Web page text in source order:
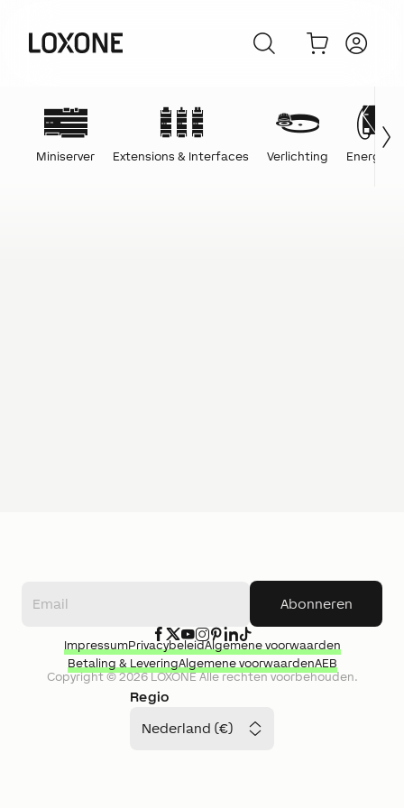
Miniserver Extensions & Interfaces Verlichting Energie
Abonneren
Regio
Nederland (€)
Copyright ©2026LOXONEAlle rechten voorbehouden.
ImpressumPrivacybeleidAlgemene voorwaarden
Betaling & LeveringAlgemene voorwaardenAEB